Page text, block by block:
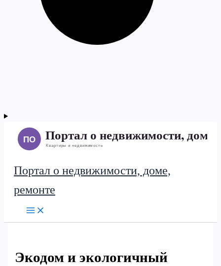
Портал о недвижимости, доме,
ремонте
Экодом и экологичный